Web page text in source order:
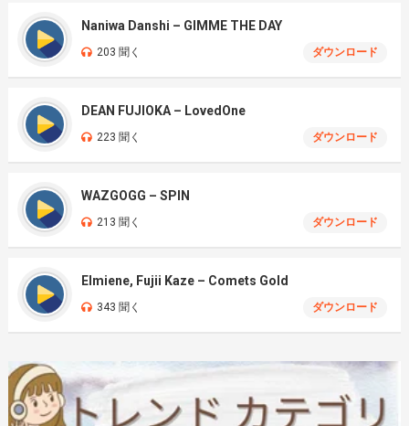
Naniwa Danshi – GIMME THE DAY
203 聞く ダウンロード
DEAN FUJIOKA – LovedOne
223 聞く ダウンロード
WAZGOGG – SPIN
213 聞く ダウンロード
Elmiene, Fujii Kaze – Comets Gold
343 聞く ダウンロード